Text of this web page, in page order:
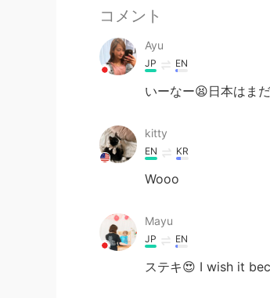
コメント
Ayu
JP EN
いーなー😫日本はま
kitty
EN KR
Wooo
Mayu
JP EN
ステキ😍 I wish it